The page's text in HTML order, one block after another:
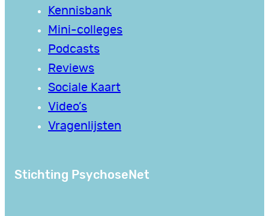
Kennisbank
Mini-colleges
Podcasts
Reviews
Sociale Kaart
Video’s
Vragenlijsten
Stichting PsychoseNet